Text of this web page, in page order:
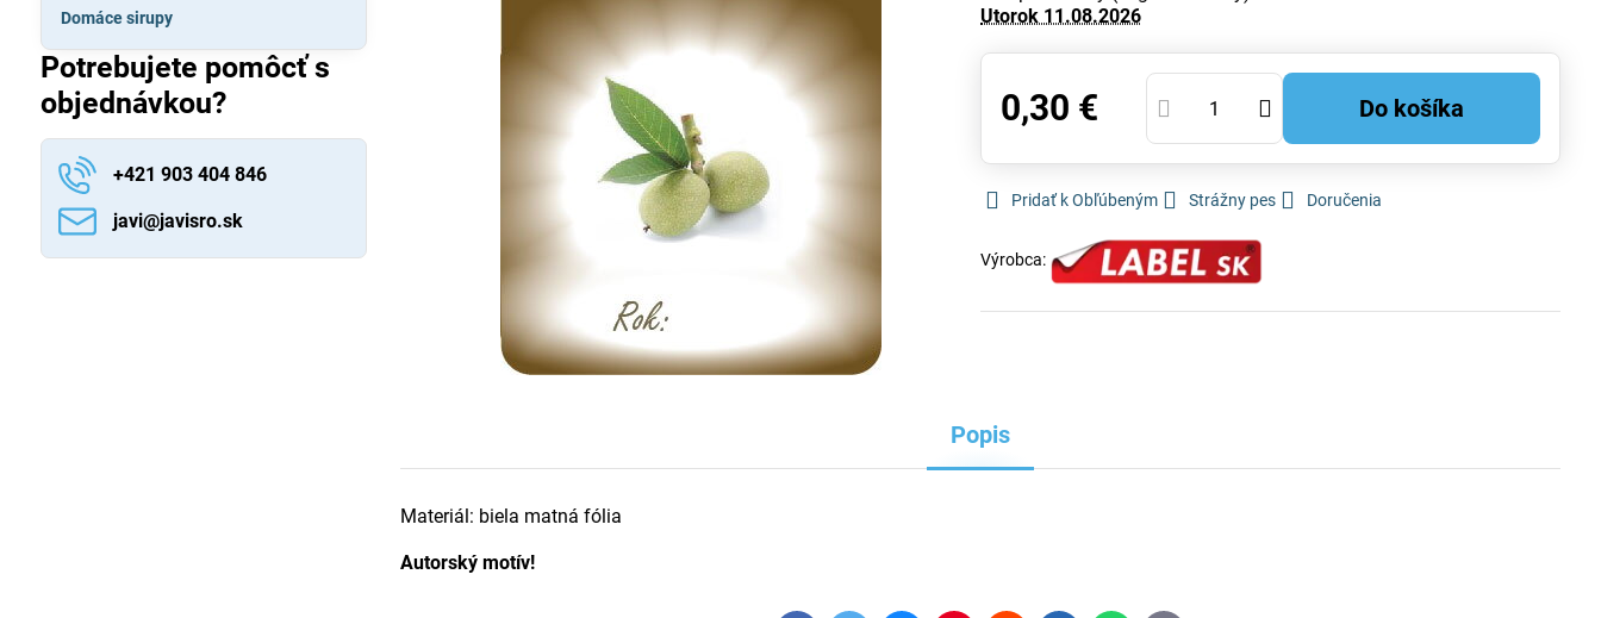
Utorok 11.08.2026
0,30 € Do košíka
Pridať k Obľúbeným Strážny pes Doručenia
Výrobca:
Popis
Materiál: biela matná fólia
Autorský motív!
Domáce sirupy
Potrebujete pomôcť s
objednávkou?
+421 903 404 846
javi​@javisro​.sk